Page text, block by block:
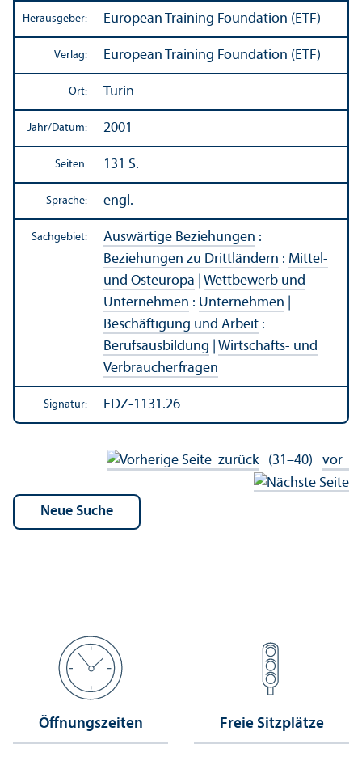
Herausgeber: European Training Foundation (ETF)
Verlag: European Training Foundation (ETF)
Ort: Turin
Jahr/Datum: 2001
Seiten: 131 S.
Sprache: engl.
Sachgebiet: Auswärtige Beziehungen :
Beziehungen zu Drittländern : Mittel-
und Osteuropa
Wettbewerb und
Unter­nehmen : Unter­nehmen
Beschäftigung und Arbeit :
Berufsausbildung
Wirtschafts- und
Verbraucherfragen
Signatur: EDZ-1131.26
zurück(31–40) vor
Öffnungs­zeiten Freie Sitzplätze